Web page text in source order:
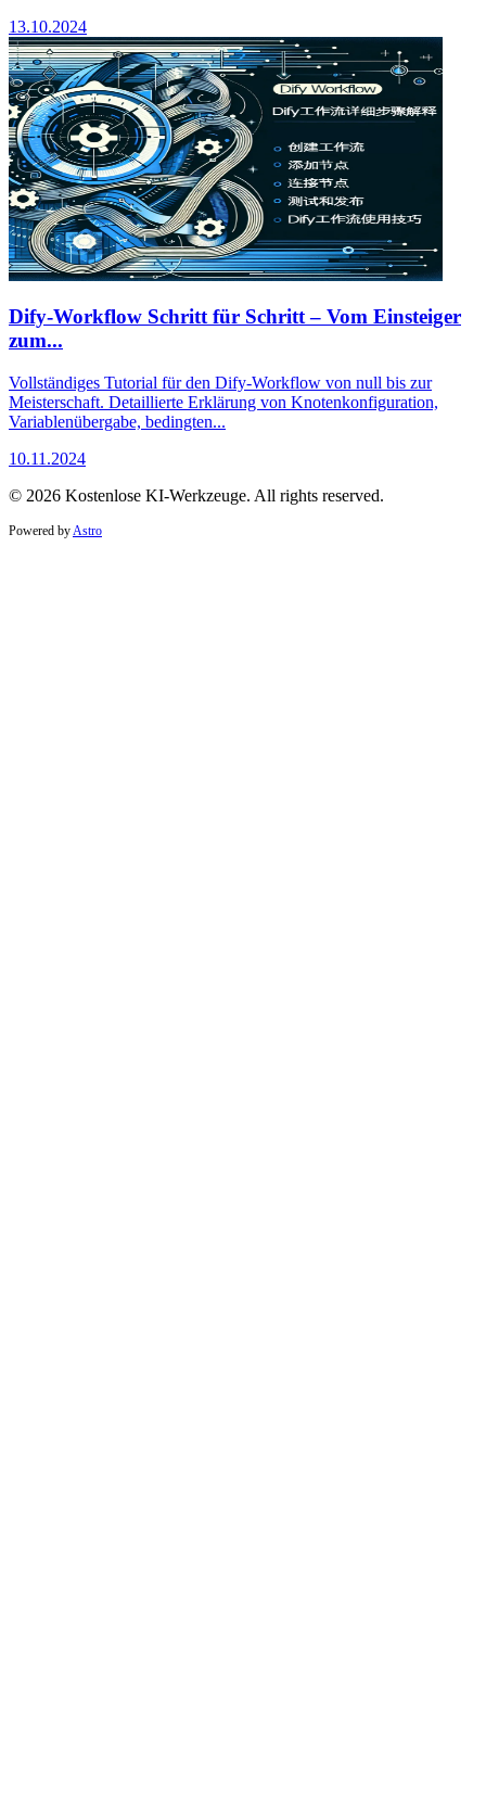
13.10.2024
Dify-Workflow Schritt für Schritt – Vom Einsteiger
zum...
Vollständiges Tutorial für den Dify-Workflow von null bis zur
Meisterschaft. Detaillierte Erklärung von Knotenkonfiguration,
Variablenübergabe, bedingten...
10.11.2024
© 2026 Kostenlose KI-Werkzeuge. All rights reserved.
Powered byAstro